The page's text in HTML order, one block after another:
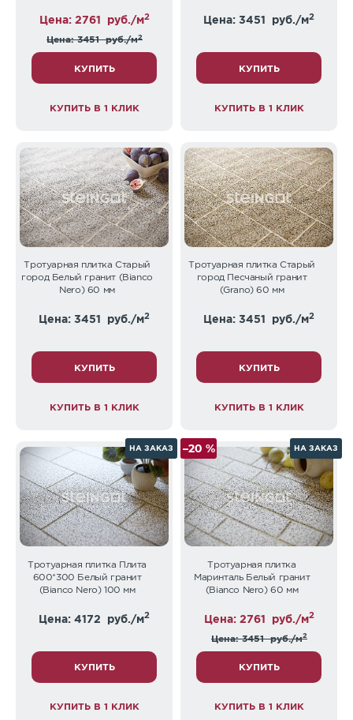
Цена: 2761 руб./м2
Цена: 3451руб./м2
КУПИТЬ
КУПИТЬ В 1 КЛИК
Цена: 3451 руб./м2
КУПИТЬ
КУПИТЬ В 1 КЛИК
Тротуарная плитка Старый
город Белый гранит (Bianco
Nero) 60 мм
Цена: 3451 руб./м2
КУПИТЬ
КУПИТЬ В 1 КЛИК
Тротуарная плитка Старый
город Песчаный гранит
(Grano) 60 мм
Цена: 3451 руб./м2
КУПИТЬ
КУПИТЬ В 1 КЛИК
НА ЗАКАЗ
Тротуарная плитка Плита
600*300 Белый гранит
(Bianco Nero) 100 мм
Цена: 4172 руб./м2
КУПИТЬ
КУПИТЬ В 1 КЛИК
–20 % НА ЗАКАЗ
Тротуарная плитка
Маринталь Белый гранит
(Bianco Nero) 60 мм
Цена: 2761 руб./м2
Цена: 3451руб./м2
КУПИТЬ
КУПИТЬ В 1 КЛИК